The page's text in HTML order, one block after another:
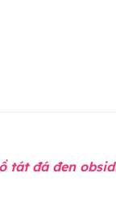
tát đá đen